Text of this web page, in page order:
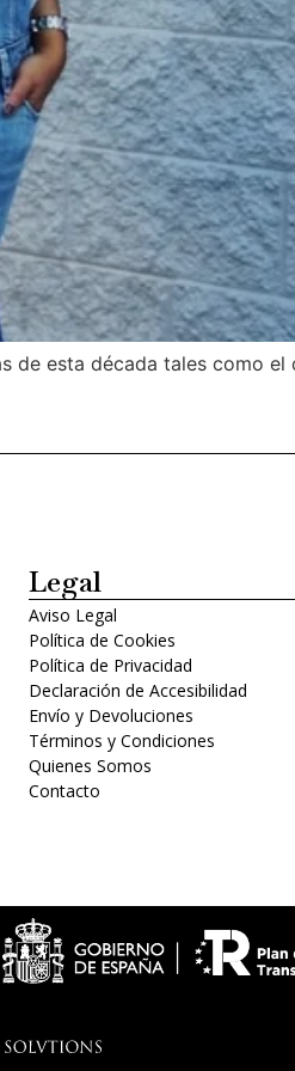
de esta década tales como
Legal
Aviso Legal
Política de Cookies
Política de Privacidad
Declaración de Accesibilidad
Envío y Devoluciones
Términos y Condiciones
Quienes Somos
Contacto